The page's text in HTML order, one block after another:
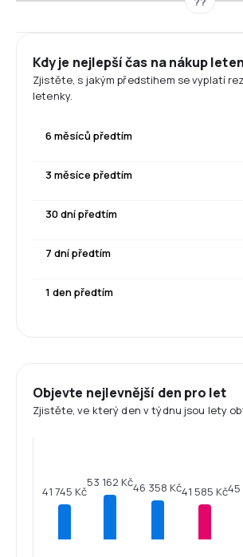
Kdy je nejlepší čas na nákup
Zjistěte, s jakým předstihem se vyplatí
letenky.
6 měsíců předtím
3 měsíce předtím
30 dní předtím
7 dní předtím
1 den předtím
Objevte nejlevnější den pro let
Zjistěte, ve který den v týdnu jsou lety
41 745 Kč
53 162 Kč46 358 Kč41 585 Kč45